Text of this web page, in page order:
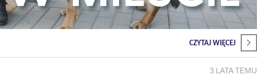
CZYTAJ WIĘCEJ
3 LATA TEMU